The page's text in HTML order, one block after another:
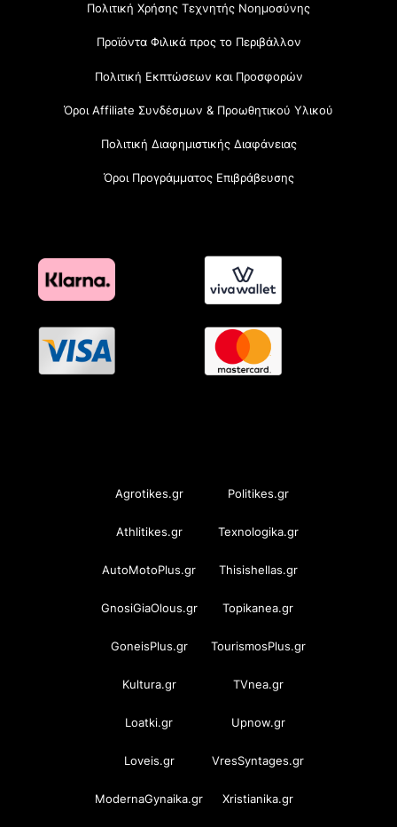
Πολιτική Χρήσης Τεχνητής Νοημοσύνης
Προϊόντα Φιλικά προς το Περιβάλλον
Πολιτική Εκπτώσεων και Προσφορών
Όροι Affiliate Συνδέσμων & Προωθητικού Υλικού
Πολιτική Διαφημιστικής Διαφάνειας
Όροι Προγράμματος Επιβράβευσης
Agrotikes.gr Politikes.gr
Athlitikes.gr Texnologika.gr
AutoMotoPlus.gr Thisishellas.gr
GnosiGiaOlous.gr Topikanea.gr
GoneisPlus.gr TourismosPlus.gr
Kultura.gr TVnea.gr
Loatki.gr Upnow.gr
Loveis.gr VresSyntages.gr
ModernaGynaika.gr Xristianika.gr